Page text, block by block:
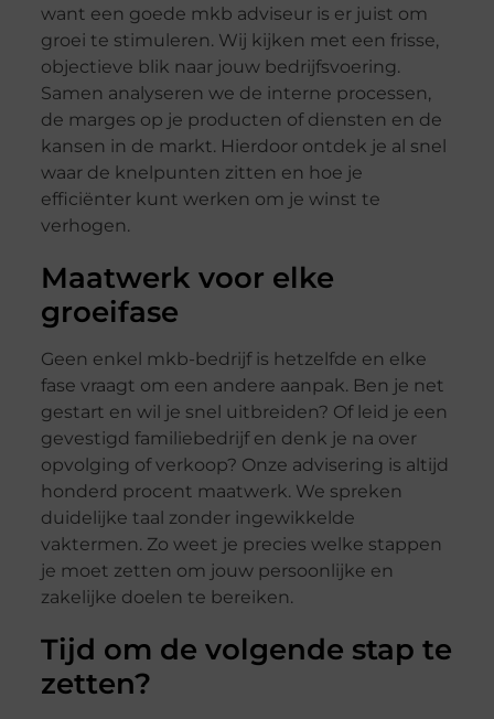
want een goede mkb adviseur is er juist om
groei te stimuleren. Wij kijken met een frisse,
objectieve blik naar jouw bedrijfsvoering.
Samen analyseren we de interne processen,
de marges op je producten of diensten en de
kansen in de markt. Hierdoor ontdek je al snel
waar de knelpunten zitten en hoe je
efficiënter kunt werken om je winst te
verhogen.
Maatwerk voor elke
groeifase
Geen enkel mkb-bedrijf is hetzelfde en elke
fase vraagt om een andere aanpak. Ben je net
gestart en wil je snel uitbreiden? Of leid je een
gevestigd familiebedrijf en denk je na over
opvolging of verkoop? Onze advisering is altijd
honderd procent maatwerk. We spreken
duidelijke taal zonder ingewikkelde
vaktermen. Zo weet je precies welke stappen
je moet zetten om jouw persoonlijke en
zakelijke doelen te bereiken.
Tijd om de volgende stap te
zetten?